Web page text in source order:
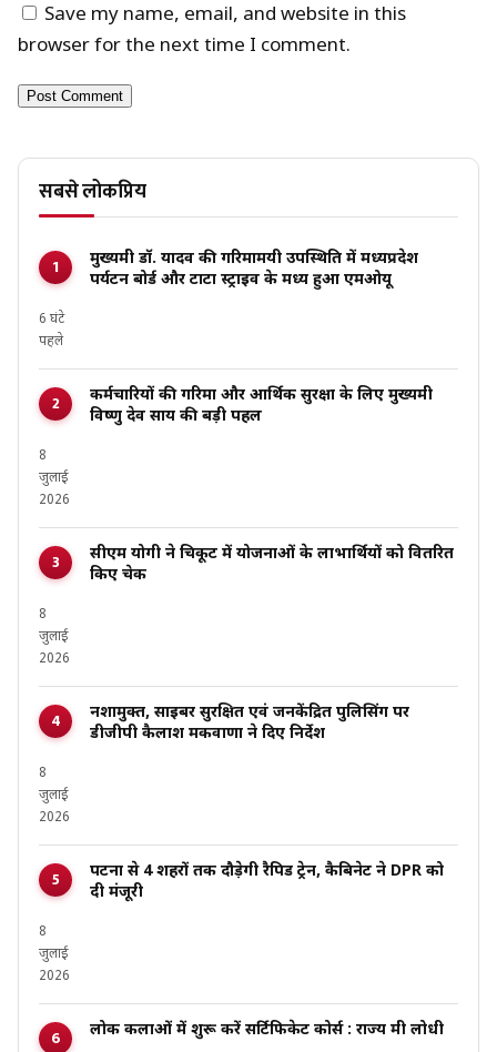
Save my name, email, and website in this
browser for the next time I comment.
सबसे लोकप्रिय
मुख्यमंत्री डॉ. यादव की गरिमामयी उपस्थिति में मध्यप्रदेश
पर्यटन बोर्ड और टाटा स्ट्राइव के मध्य हुआ एमओयू
6 घंटे
पहले
कर्मचारियों की गरिमा और आर्थिक सुरक्षा के लिए मुख्यमंत्री
विष्णु देव साय की बड़ी पहल
8
जुलाई
2026
सीएम योगी ने चित्रकूट में योजनाओं के लाभार्थियों को वितरित
किए चेक
8
जुलाई
2026
नशामुक्त, साइबर सुरक्षित एवं जनकेंद्रित पुलिसिंग पर
डीजीपी कैलाश मकवाणा ने दिए निर्देश
8
जुलाई
2026
पटना से 4 शहरों तक दौड़ेगी रैपिड ट्रेन, कैबिनेट ने DPR को
दी मंजूरी
8
जुलाई
2026
लोक कलाओं में शुरू करें सर्टिफिकेट कोर्स : राज्य मंत्री लोधी